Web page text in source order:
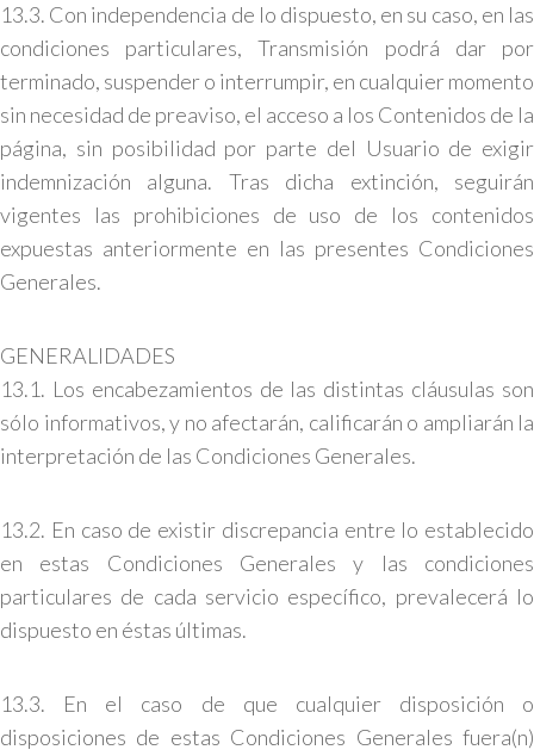
13.3. Con independencia de lo dispuesto, en su caso, en las
condiciones particulares, Transmisión podrá dar por
terminado, suspender o interrumpir, en cualquier momento
sin necesidad de preaviso, el acceso a los Contenidos de la
página, sin posibilidad por parte del Usuario de exigir
indemnización alguna. Tras dicha extinción, seguirán
vigentes las prohibiciones de uso de los contenidos
expuestas anteriormente en las presentes Condiciones
Generales.
GENERALIDADES
13.1. Los encabezamientos de las distintas cláusulas son
sólo informativos, y no afectarán, calificarán o ampliarán la
interpretación de las Condiciones Generales.
13.2. En caso de existir discrepancia entre lo establecido
en estas Condiciones Generales y las condiciones
particulares de cada servicio específico, prevalecerá lo
dispuesto en éstas últimas.
13.3. En el caso de que cualquier disposición o
disposiciones de estas Condiciones Generales fuera(n)